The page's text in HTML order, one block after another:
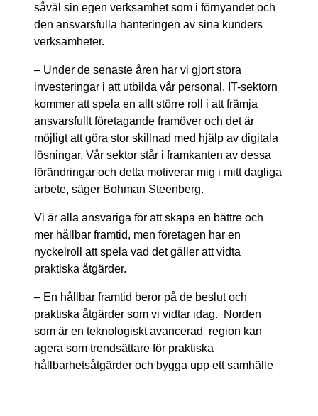
såväl sin egen verksamhet som i förnyandet och
den ansvarsfulla hanteringen av sina kunders
verksamheter.
– Under de senaste åren har vi gjort stora
investeringar i att utbilda vår personal. IT-sektorn
kommer att spela en allt större roll i att främja
ansvarsfullt företagande framöver och det är
möjligt att göra stor skillnad med hjälp av digitala
lösningar. Vår sektor står i framkanten av dessa
förändringar och detta motiverar mig i mitt dagliga
arbete, säger Bohman Steenberg.
Vi är alla ansvariga för att skapa en bättre och
mer hållbar framtid, men företagen har en
nyckelroll att spela vad det gäller att vidta
praktiska åtgärder.
– En hållbar framtid beror på de beslut och
praktiska åtgärder som vi vidtar idag. Norden
som är en teknologiskt avancerad region kan
agera som trendsättare för praktiska
hållbarhetsåtgärder och bygga upp ett samhälle